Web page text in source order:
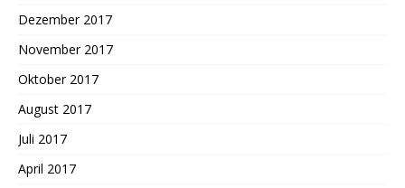
Dezember 2017
November 2017
Oktober 2017
August 2017
Juli 2017
April 2017